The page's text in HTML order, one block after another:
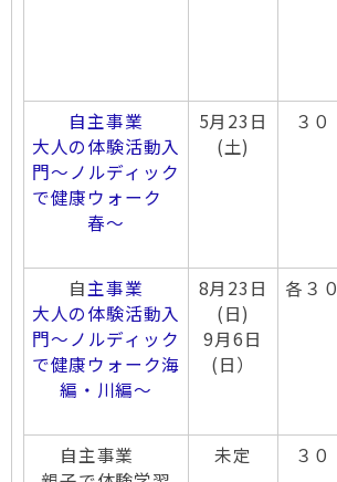
自主事業
大人の体験活動入
門～ノルディック
で健康ウォーク
春～
5月23日
(土)
３０
自主事業
大人の体験活動入
門～ノルディック
で健康ウォーク海
編・川編～
8月23日
(日)
9月6日
(日）
各３０
自主事業
未定 ３０